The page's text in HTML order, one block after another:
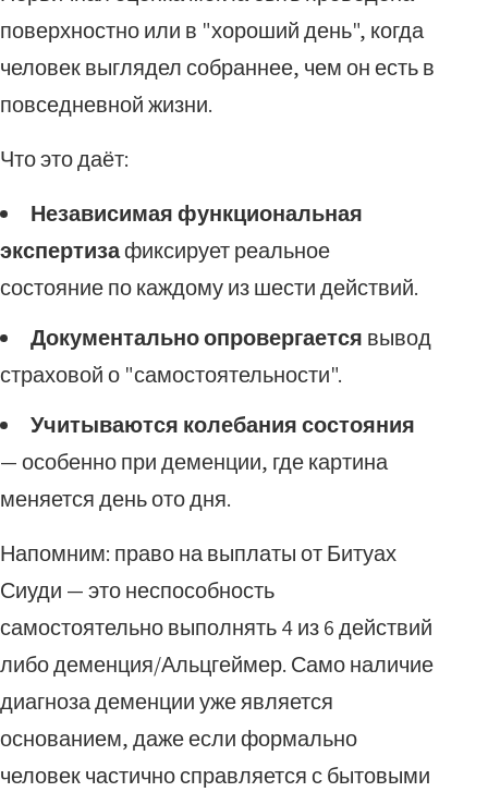
поверхностно или в "хороший день", когда
человек выглядел собраннее, чем он есть в
повседневной жизни.
Что это даёт:
Независимая функциональная
экспертизафиксирует реальное
состояние по каждому из шести действий.
Документально опровергается вывод
страховой о "самостоятельности".
Учитываются колебания состояния
— особенно при деменции, где картина
меняется день ото дня.
Напомним: право на выплаты от Битуах
Сиуди — это неспособность
самостоятельно выполнять 4 из 6 действий
либо деменция/Альцгеймер. Само наличие
диагноза деменции уже является
основанием, даже если формально
человек частично справляется с бытовыми